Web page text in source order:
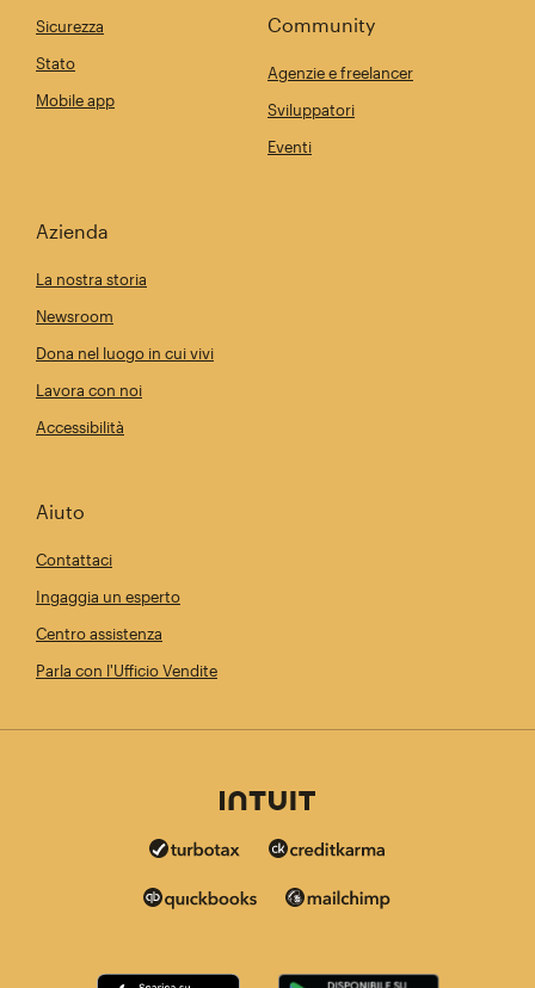
Sicurezza
Stato
Mobile app
Community
Agenzie e freelancer
Sviluppatori
Eventi
Azienda
La nostra storia
Newsroom
Dona nel luogo in cui vivi
Lavora con noi
Accessibilità
Aiuto
Contattaci
Ingaggia un esperto
Centro assistenza
Parla con l'Ufficio Vendite